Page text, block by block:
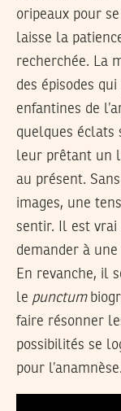
oripeaux pour
laisse la
recherchée. La
des épisodes
enfantines de
quelques éclats
leur prêtant un
au présent.
images, une
sentir. Il est vrai
demander à une
En revanche, il
le punctum
faire résonner
possibilités se
pour l’anamnèse.